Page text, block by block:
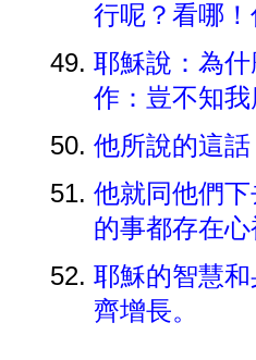
行呢？看哪
耶穌說：為
作：豈不知
他所說的這
他就同他們
的事都存在
耶穌的智慧
齊增長。